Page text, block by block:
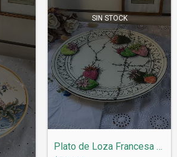
SIN STOCK
Plato de Loza Francesa Gien Modelo Frais...